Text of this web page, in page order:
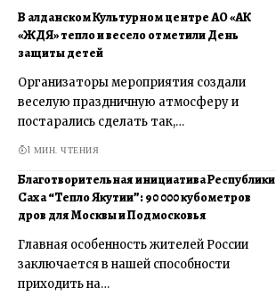
В алданском Культурном центре АО «АК
«ЖДЯ» тепло и весело отметили День
защиты детей
Организаторы мероприятия создали
веселую праздничную атмосферу и
постарались сделать так,…
1 МИН. ЧТЕНИЯ
Благотворительная инициатива Республики
Саха “Тепло Якутии”: 90 000 кубометров
дров для Москвы и Подмосковья
Главная особенность жителей России
заключается в нашей способности
приходить на…